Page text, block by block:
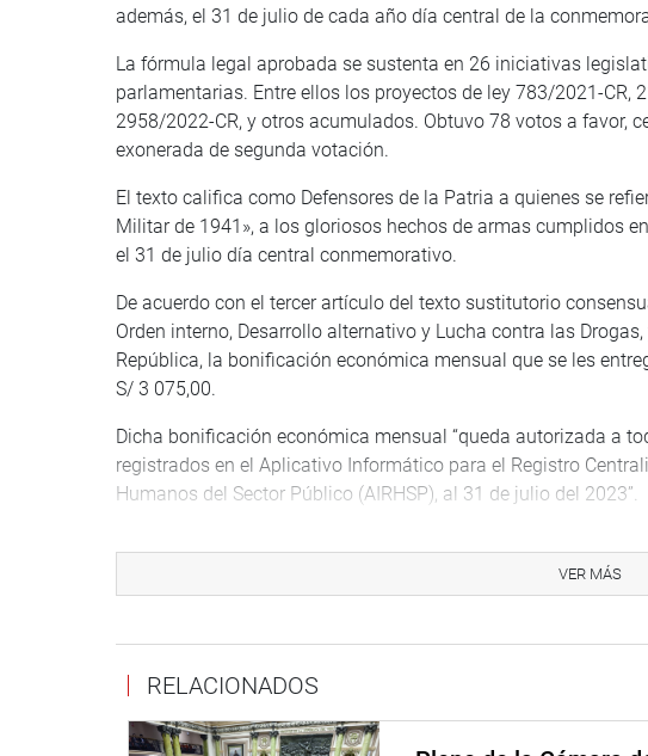
además, el 31 de julio de cada año día central de la
La fórmula legal aprobada se sustenta en 26 iniciativas
parlamentarias. Entre ellos los proyectos de ley 783/2021-CR,
2958/2022-CR, y otros acumulados. Obtuvo 78 votos a favor,
exonerada de segunda votación.
El texto califica como Defensores de la Patria a quienes se
Militar de 1941», a los gloriosos hechos de armas cumplidos
el 31 de julio día central conmemorativo.
De acuerdo con el tercer artículo del texto sustitutorio
Orden interno, Desarrollo alternativo y Lucha contra las
República, la bonificación económica mensual que se les
S/ 3 075,00.
Dicha bonificación económica mensual “queda autorizada a
registrados en el Aplicativo Informático para el Registro
Humanos del Sector Público (AIRHSP), al 31 de julio del 2023”.
sociales ni forma parte de los beneficios laborales y es de
lucha constante de nuestros héroes del Cenepa que han
sacrificio sea reconocido y recompensado por el Estado
Mientras, la titular de la Comisión de Presupuesto, Lady
VER MÁS
RELACIONADOS